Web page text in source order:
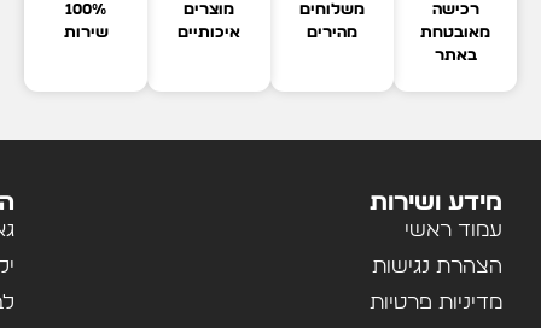
רכישה
מאובטחת
באתר
משלוחים
מהירים
מוצרים
איכותיים
100%
שירות
מידע ושירות
עמוד ראשי
הצהרת נגישות
מדיניות פרטיות